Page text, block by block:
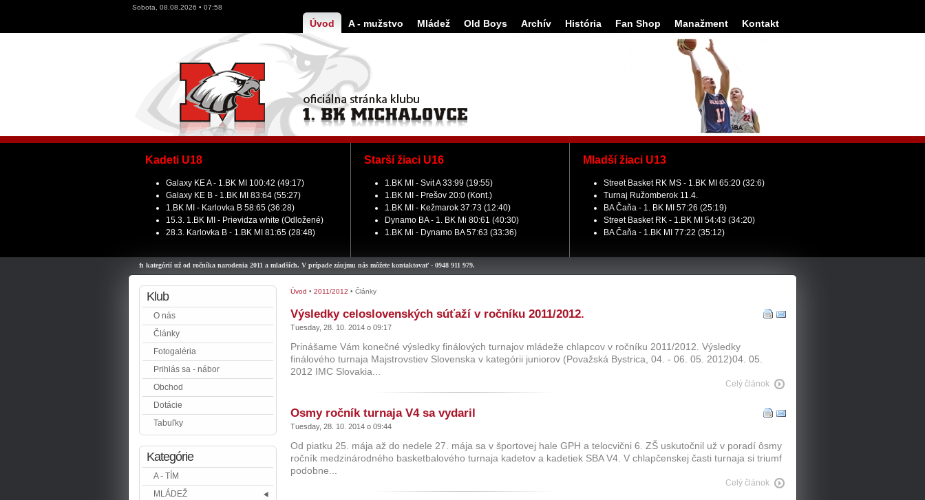
Sobota, 08.08.2026 • 07:58
Úvod A - mužstvo Mládež Old Boys Archív História Fan Shop Manažment Kontakt
Kadeti U18
Galaxy KE A - 1.BK MI 100:42 (49:17)
Galaxy KE B - 1.BK MI 83:64 (55:27)
1.BK MI - Karlovka B 58:65 (36:28)
15.3. 1.BK MI - Prievidza white (Odložené)
28.3. Karlovka B - 1.BK MI 81:65 (28:48)
Starší žiaci U16
1.BK MI - Svit A 33:99 (19:55)
1.BK MI - Prešov 20:0 (Kont.)
1.BK MI - Kežmarok 37:73 (12:40)
Dynamo BA - 1. BK Mi 80:61 (40:30)
1.BK Mi - Dynamo BA 57:63 (33:36)
Mladší žiaci U13
Street Basket RK MS - 1.BK MI 65:20 (32:6)
Turnaj Ružomberok 11.4.
BA Čaňa - 1. BK MI 57:26 (25:19)
Street Basket RK - 1.BK MI 54:43 (34:20)
BA Čaňa - 1.BK MI 77:22 (35:12)
možnosť prihlásiť deti do všetkých kategórií už od ročníka narodenia 2011 a mladších. V prípade záujmu nás môžete kontaktovať - 0948 911 979.
Klub
O nás
Články
Fotogaléria
Prihlás sa - nábor
Obchod
Dotácie
Tabuľky
Kategórie
A - TÍM
MLÁDEŽ
Úvod • 2011/2012 • Články
Výsledky celoslovenských súťaží v ročníku 2011/2012.
Tuesday, 28. 10. 2014 o 09:17
Prinášame Vám konečné výsledky finálových turnajov mládeže chlapcov v ročníku 2011/2012. Výsledky
finálového turnaja Majstrovstiev Slovenska v kategórii juniorov (Považská Bystrica, 04. - 06. 05. 2012)04. 05.
2012 IMC Slovakia...
Celý článok
Osmy ročník turnaja V4 sa vydaril
Tuesday, 28. 10. 2014 o 09:44
Od piatku 25. mája až do nedele 27. mája sa v športovej hale GPH a telocvični 6. ZŠ uskutočnil už v poradí ôsmy
ročník medzinárodného basketbalového turnaja kadetov a kadetiek SBA V4. V chlapčenskej časti turnaja si triumf
podobne...
Celý článok